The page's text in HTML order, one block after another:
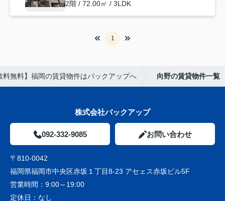
2階 / 72.00㎡ / 3LDK
1
料無料】福岡の賃貸物件はバックアップへ 向野の賃貸物件一覧
株式会社バックアップ
092-332-9085 お問い合わせ
〒810-0042
福岡県福岡市中央区赤坂１丁目8-23 アセェス赤坂ビル5F
営業時間： 9:00～19:00
定休日： なし